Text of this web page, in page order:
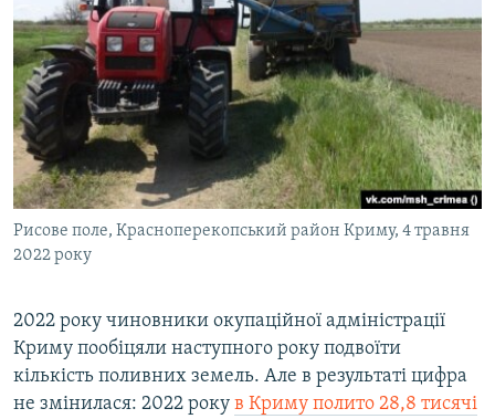
Рисове поле, Красноперекопський район Криму, 4 травня
2022 року
2022 року чиновники окупаційної адміністрації
Криму пообіцяли наступного року подвоїти
кількість поливних земель. Але в результаті цифра
не змінилася: 2022 року в Криму полито 28,8 тисячі